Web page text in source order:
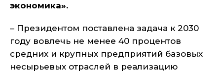
экономика».
– Президентом поставлена задача к 2030
году вовлечь не менее 40 процентов
средних и крупных предприятий базовых
несырьевых отраслей в реализацию